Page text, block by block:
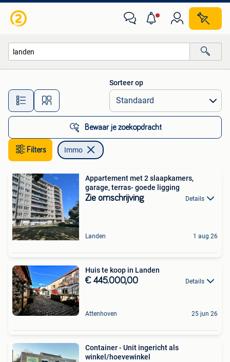
Alle afstanden…
Sorteer op
Bewaar je zoekopdracht
Filters Immo
Appartement met 2 slaapkamers,
garage, terras- goede ligging
Zie omschrijving Details
Landen 1 aug 26
Huis te koop in Landen
€ 445.000,00 Details
Attenhoven 25 jun 26
Container - Unit ingericht als
winkel/hoevewinkel